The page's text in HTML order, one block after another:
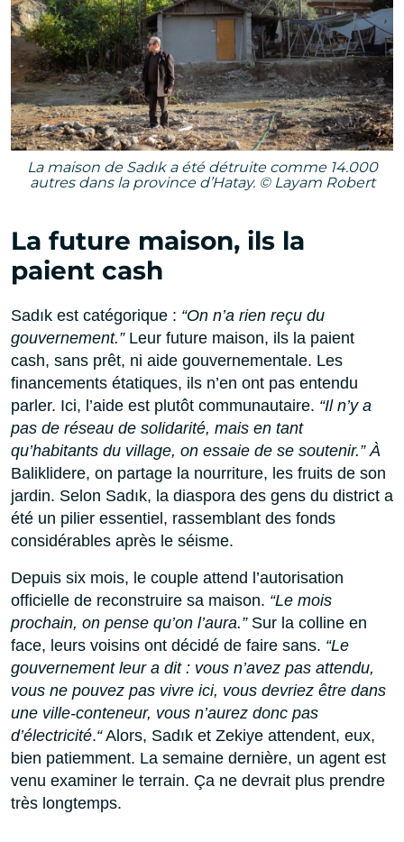
La maison de Sadık a été détruite comme 14.000
autres dans la province d’Hatay. © Layam Robert
La future maison, ils la
paient cash
Sadık est catégorique : “On n’a rien reçu du
gouvernement.”Leur future maison, ils la paient
cash, sans prêt, ni aide gouvernementale. Les
financements étatiques, ils n’en ont pas entendu
parler. Ici, l’aide est plutôt communautaire. “Il n’y a
pas de réseau de solidarité, mais en tant
qu’habitants du village, on essaie de se soutenir.” À
Baliklidere, on partage la nourriture, les fruits de son
jardin. Selon Sadık, la diaspora des gens du district a
été un pilier essentiel, rassemblant des fonds
considérables après le séisme.
Depuis six mois, le couple attend l’autorisation
officielle de reconstruire sa maison. “Le mois
prochain, on pense qu’on l’aura.” Sur la colline en
face, leurs voisins ont décidé de faire sans. “Le
gouvernement leur a dit : vous n’avez pas attendu,
vous ne pouvez pas vivre ici, vous devriez être dans
une ville-conteneur, vous n’aurez donc pas
d’électricité.“Alors, Sadık et Zekiye attendent, eux,
bien patiemment. La semaine dernière, un agent est
venu examiner le terrain. Ça ne devrait plus prendre
très longtemps.